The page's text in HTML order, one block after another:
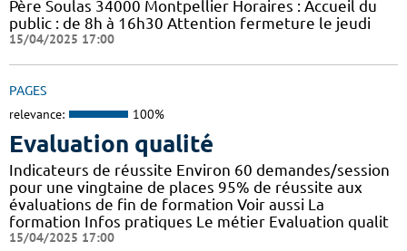
Père Soulas 34000 Montpellier Horaires : Accueil du
public : de 8h à 16h30 Attention fermeture le jeudi
15/04/2025 17:00
PAGES
relevance: 100%
Evaluation qualité
Indicateurs de réussite Environ 60 demandes/session
pour une vingtaine de places 95% de réussite aux
évaluations de fin de formation Voir aussi La
formation Infos pratiques Le métier Evaluation qualit
15/04/2025 17:00